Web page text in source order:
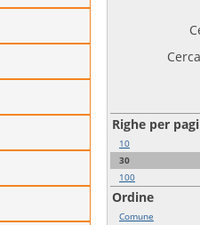
Righe per
10
30
100
Ordine
Comune